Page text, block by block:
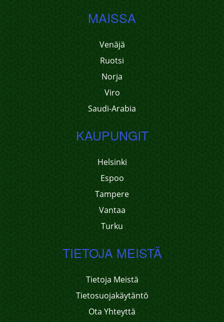
MAISSA
Venäjä
Ruotsi
Norja
Viro
Saudi-Arabia
KAUPUNGIT
Helsinki
Espoo
Tampere
Vantaa
Turku
TIETOJA MEISTÄ
Tietoja Meistä
Tietosuojakäytäntö
Ota Yhteyttä